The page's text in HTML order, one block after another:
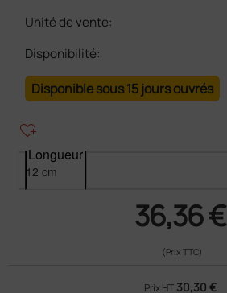
Unité de vente:
Disponibilité:
Disponible sous 15 jours ouvrés
heart_plus
Longueur
36,36 €
(Prix TTC)
Prix HT 30,30 €